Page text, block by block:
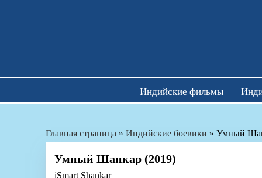
Индийские фильмы
Главная страница » Индийские боевики » Умный
Умный Шанкар (2019)
iSmart Shankar